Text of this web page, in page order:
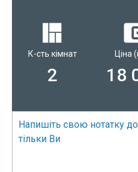
К-сть кімнат
2
Ціна
18
Напишіть свою нотатку
тільки Ви